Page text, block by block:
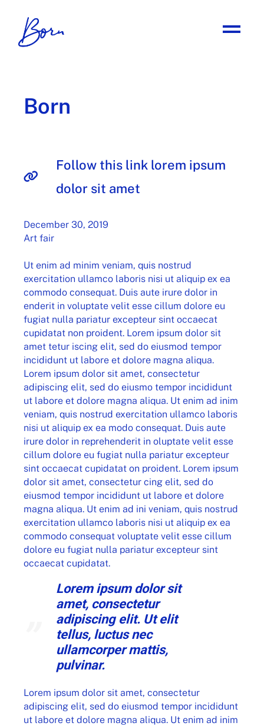
Born
Follow this link lorem ipsum
dolor sit amet
December 30, 2019
Art fair
Ut enim ad minim veniam, quis nostrud
exercitation ullamco laboris nisi ut aliquip ex ea
commodo consequat. Duis aute irure dolor in
enderit in voluptate velit esse cillum dolore eu
fugiat nulla pariatur excepteur sint occaecat
cupidatat non proident. Lorem ipsum dolor sit
amet tetur iscing elit, sed do eiusmod tempor
incididunt ut labore et dolore magna aliqua.
Lorem ipsum dolor sit amet, consectetur
adipiscing elit, sed do eiusmo tempor incididunt
ut labore et dolore magna aliqua. Ut enim ad inim
veniam, quis nostrud exercitation ullamco laboris
nisi ut aliquip ex ea modo consequat. Duis aute
irure dolor in reprehenderit in oluptate velit esse
cillum dolore eu fugiat nulla pariatur excepteur
sint occaecat cupidatat on proident. Lorem ipsum
dolor sit amet, consectetur cing elit, sed do
eiusmod tempor incididunt ut labore et dolore
magna aliqua. Ut enim ad ini veniam, quis nostrud
exercitation ullamco laboris nisi ut aliquip ex ea
commodo consequat voluptate velit esse cillum
dolore eu fugiat nulla pariatur excepteur sint
occaecat cupidatat.
Lorem ipsum dolor sit
amet, consectetur
adipiscing elit. Ut elit
tellus, luctus nec
ullamcorper mattis,
pulvinar.
Lorem ipsum dolor sit amet, consectetur
adipiscing elit, sed do eiusmod tempor incididunt
ut labore et dolore magna aliqua. Ut enim ad inim